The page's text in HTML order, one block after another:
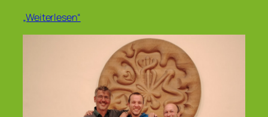
„Weiterlesen“